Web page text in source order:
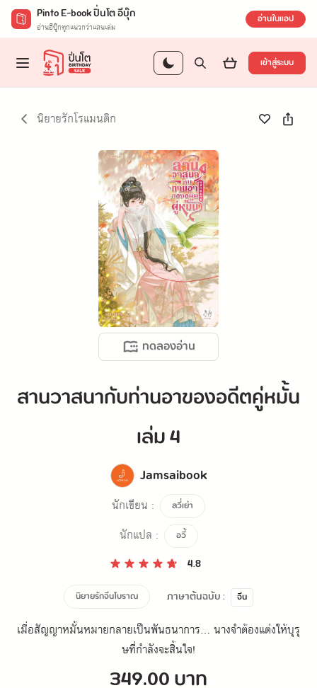
Pinto E-book ปิ่นโต อีบุ๊ก
อ่านอีบุ๊กทุกแนวกว่าแสนเล่ม อ่านในแอป
เข้าสู่ระบบ
นิยายรักโรแมนติก
ทดลองอ่าน
สานวาสนากับท่านอาของอดีตคู่หมั้น
เล่ม 4
Jamsaibook
นักเขียน : ลวี่เย่า
นักแปล : อวี้
4.8
นิยายรักจีนโบราณ ภาษาต้นฉบับ : จีน
เมื่อสัญญาหมั้นหมายกลายเป็นพันธนาการ... นางจำต้องแต่งให้บุรุ
ษที่กำลังจะสิ้นใจ!
349.00 บาท